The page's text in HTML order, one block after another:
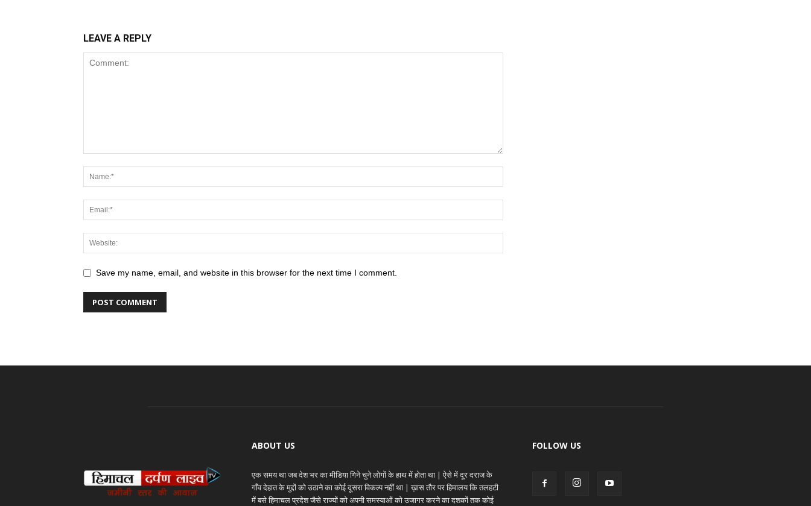
LEAVE A REPLY
Save my name, email, and website in this browser for the next time I comment.
ABOUT US
एक समय था जब देश भर का मीडिया गिने चुने लोगों के हाथ में होता था | ऐसे में दूर दराज के
गाँव देहात के मुद्दों को उठाने का कोई दूसरा विकल्प नहीं था | ख़ास तौर पर हिमालय कि तलहटी
में बसे हिमाचल प्रदेश जैसे राज्यों को अपनी समस्याओं को उजागर करने का दशकों तक कोई
FOLLOW US